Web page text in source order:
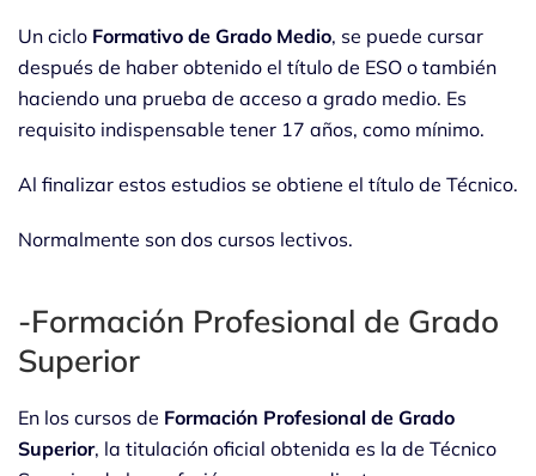
Un ciclo Formativo de Grado Medio, se puede cursar
después de haber obtenido el título de ESO o también
haciendo una prueba de acceso a grado medio. Es
requisito indispensable tener 17 años, como mínimo.
Al finalizar estos estudios se obtiene el título de Técnico.
Normalmente son dos cursos lectivos.
-Formación Profesional de Grado
Superior
En los cursos de Formación Profesional de Grado
Superior, la titulación oficial obtenida es la de Técnico